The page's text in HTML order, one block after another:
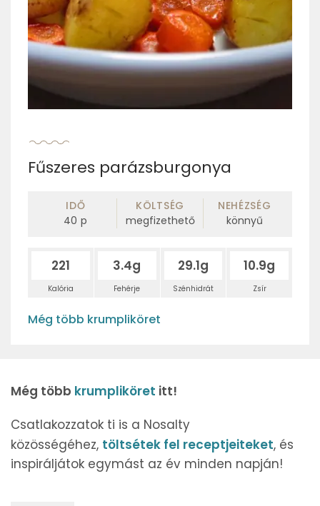
Fűszeres parázsburgonya
IDŐ
40 p
KÖLTSÉG
megfizethető
NEHÉZSÉG
könnyű
221
Kalória
3.4g
Fehérje
29.1g
Szénhidrát
10.9g
Zsír
Még több krumpliköret
Még több krumpliköret itt!
Csatlakozzatok ti is a Nosalty
közösségéhez, töltsétek fel receptjeiteket, és
inspiráljátok egymást az év minden napján!